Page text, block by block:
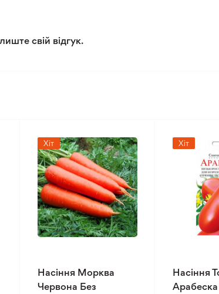
свій відгук.
Хіт
Насіння Морква
Червона Без
Хіт
Насіння